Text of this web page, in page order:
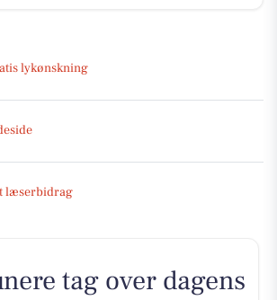
lykønskning
læserbidrag
tag over dagens